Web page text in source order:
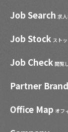
Job Search 求
Job Stock スト
Job Check 閲覧
Partner
Office Map オフ